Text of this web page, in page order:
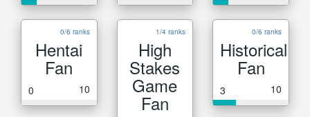
0/6 ranks
Hentai
Fan
0 10
1/4 ranks
High
Stakes
Game
Fan
0/6 ranks
Historical
Fan
3 10